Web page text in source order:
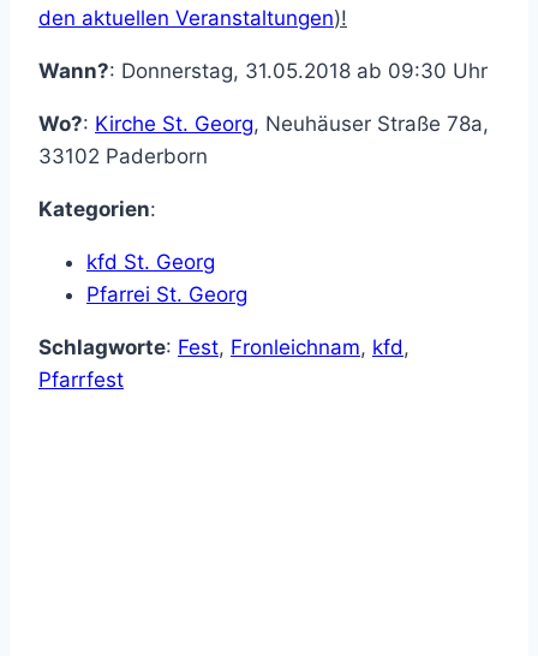
den aktuellen Veranstaltungen)!
Wann?: Donnerstag, 31.05.2018 ab 09:30 Uhr
Wo?: Kirche St. Georg, Neuhäuser Straße 78a,
33102 Paderborn
Kategorien:
kfd St. Georg
Pfarrei St. Georg
Schlagworte: Fest, Fronleichnam, kfd,
Pfarrfest